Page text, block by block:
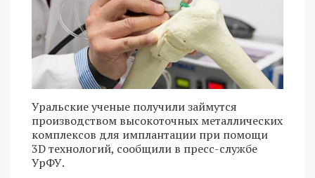
Уральские ученые получили займутся
производством высокоточных металлических
комплексов для имплантации при помощи
3D технологий, сообщили в пресс-службе
УрФУ.